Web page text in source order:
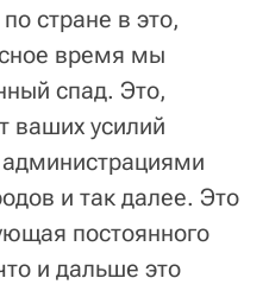
стране в это,
время мы
спад. Это,
ваших усилий
и так далее. Это
постоянного
и дальше это